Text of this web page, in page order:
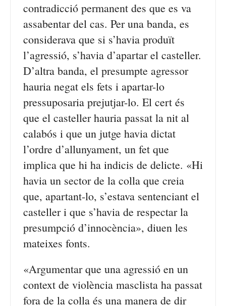
contradicció permanent des que es va
assabentar del cas. Per una banda, es
considerava que si s’havia produït
l’agressió, s’havia d’apartar el casteller.
D’altra banda, el presumpte agressor
hauria negat els fets i apartar-lo
pressuposaria prejutjar-lo. El cert és
que el casteller hauria passat la nit al
calabós i que un jutge havia dictat
l’ordre d’allunyament, un fet que
implica que hi ha indicis de delicte. «Hi
havia un sector de la colla que creia
que, apartant-lo, s’estava sentenciant el
casteller i que s’havia de respectar la
presumpció d’innocència», diuen les
mateixes fonts.
«Argumentar que una agressió en un
context de violència masclista ha passat
fora de la colla és una manera de dir